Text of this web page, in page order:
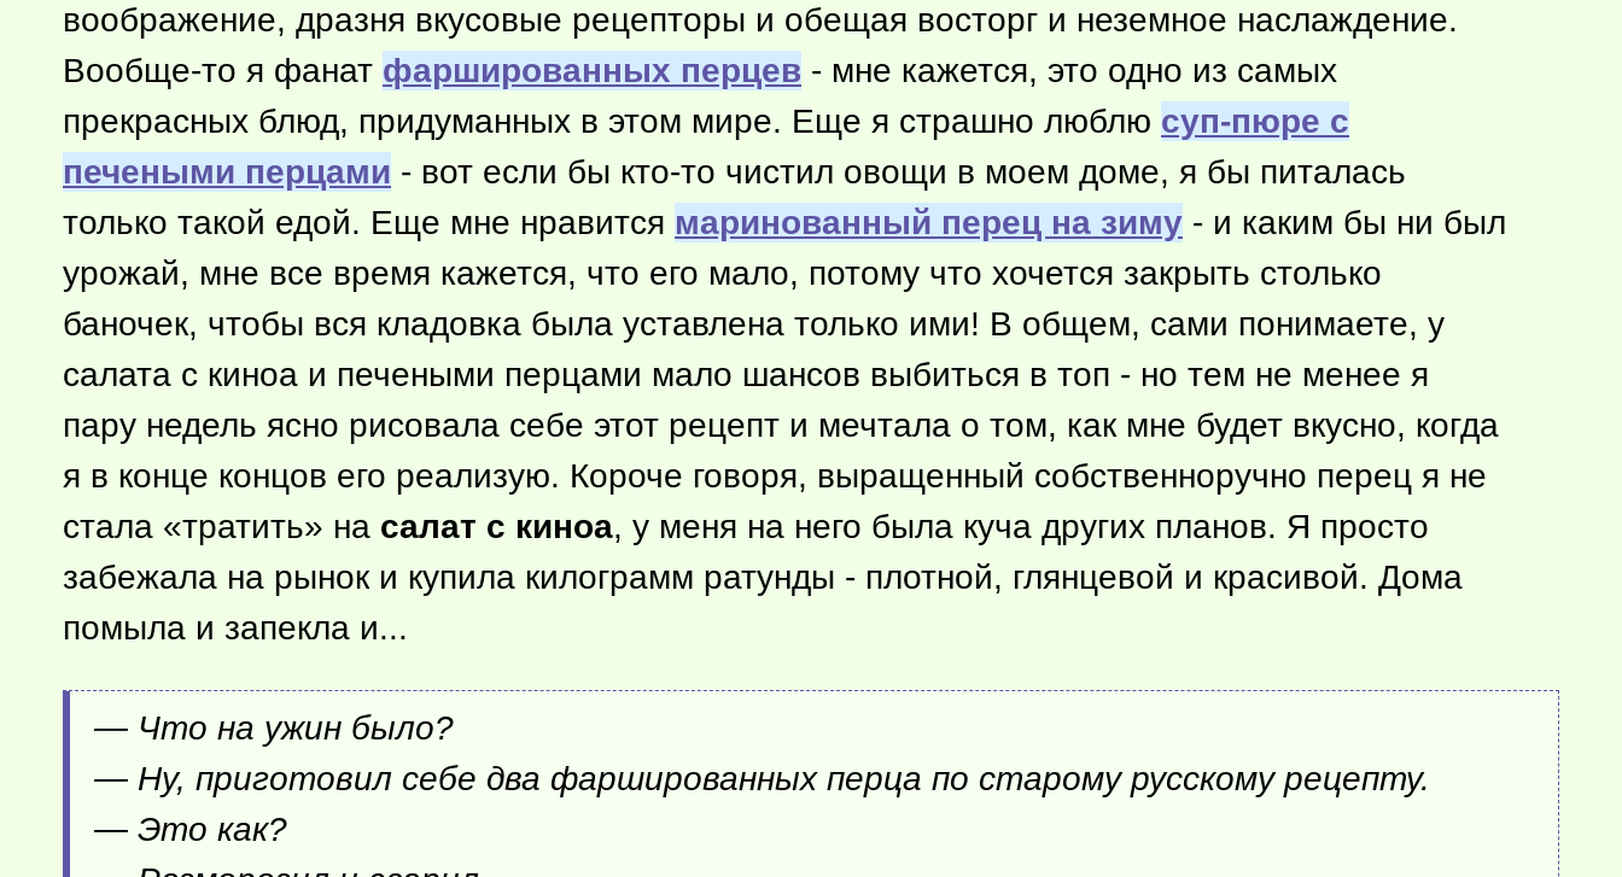
воображение, дразня вкусовые рецепторы и обещая восторг и неземное наслаждение.
Вообще-то я фанат фаршированных перцев - мне кажется, это одно из самых
прекрасных блюд, придуманных в этом мире. Еще я страшно люблю суп-пюре с
печеными перцами - вот если бы кто-то чистил овощи в моем доме, я бы питалась
только такой едой. Еще мне нравится маринованный перец на зиму - и каким бы ни был
урожай, мне все время кажется, что его мало, потому что хочется закрыть столько
баночек, чтобы вся кладовка была уставлена только ими! В общем, сами понимаете, у
салата с киноа и печеными перцами мало шансов выбиться в топ - но тем не менее я
пару недель ясно рисовала себе этот рецепт и мечтала о том, как мне будет вкусно, когда
я в конце концов его реализую. Короче говоря, выращенный собственноручно перец я не
стала «тратить» на салат с киноа, у меня на него была куча других планов. Я просто
забежала на рынок и купила килограмм ратунды - плотной, глянцевой и красивой. Дома
помыла и запекла и...
— Что на ужин было?
— Ну, приготовил себе два фаршированных перца по старому русскому рецепту.
— Это как?